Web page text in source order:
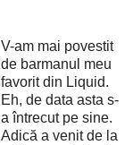
V-am mai povestit
de barmanul meu
favorit din Liquid.
Eh, de data asta s-
a întrecut pe sine.
Adică a venit de la